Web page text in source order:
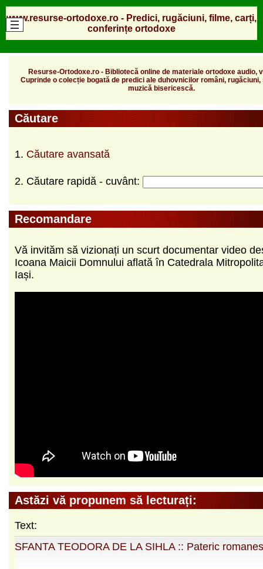
www.resurse-ortodoxe.ro - Predici, rugăciuni, filme, carți,
conferințe ortodoxe
Resurse-Ortodoxe.ro - Bibliotecă online de materiale ortodoxe audio,
Cuprinde o colecție bogată de predici ale duhovnicilor români, rugăciuni,
muzică bisericescă.
Căutare
1. Căutare avansată
2. Căutare rapidă - cuvânt:
Recomandare
Vă invităm să vizionați un scurt documentar video
Icoana Maicii Domnului aflată în Catedrala
Iași.
Astăzi vă propunem să lecturați:
Text:
SFANTA TEODORA DE LA SIHLA :: Pateric